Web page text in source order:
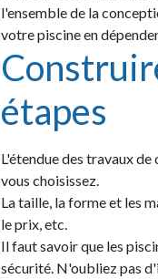
l'ensemble de la
votre piscine en
étapes
L'étendue des travaux
vous choisissez.
La taille, la forme et les
le prix, etc.
Il faut savoir que les
sécurité. N'oubliez pas